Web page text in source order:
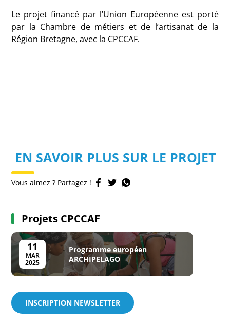
Le projet financé par l’Union Européenne est porté
par la Chambre de métiers et de l’artisanat de la
Région Bretagne, avec la CPCCAF.
EN SAVOIR PLUS SUR LE PROJET
Vous aimez ? Partagez !
Projets CPCCAF
11
MAR
2025
Programme européen
ARCHIPELAGO
INSCRIPTION NEWSLETTER